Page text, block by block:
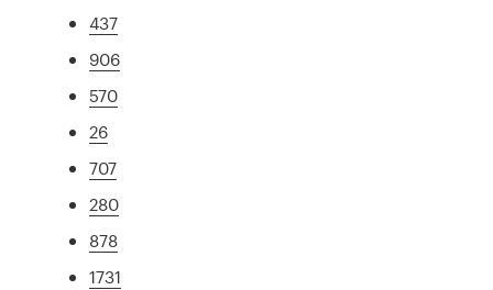
437
906
570
26
707
280
878
1731